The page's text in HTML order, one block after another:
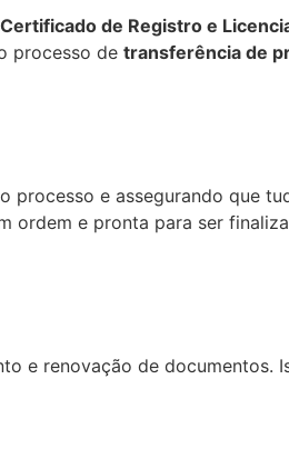
Certificado de Registro e
processo de transferência de
processo e assegurando que
ordem e pronta para ser
e renovação de documentos.